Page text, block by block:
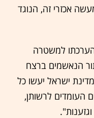
אכזרי זה, הנוגד
למשטרה
הנאשמים ברצח
ישראל יעשו כל
העומדים לרשותן,